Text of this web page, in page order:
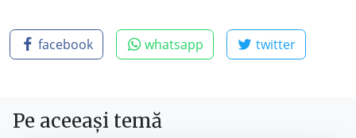
facebook whatsapp twitter
Pe aceeași temă